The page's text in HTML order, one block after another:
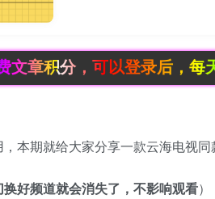
，可以登录后，每天签到获
本期就给大家分享一款云海电视同
好频道就会消失了，不影响观看）